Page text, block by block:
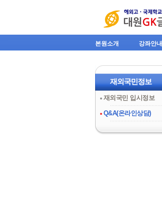
본원소개 강좌안내
재외국민정보
재외국민 입시정보
Q&A(온라인상담)